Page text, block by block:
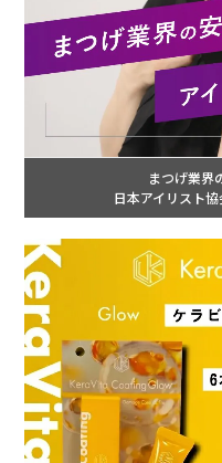
まつげ業界
日本アイリスト